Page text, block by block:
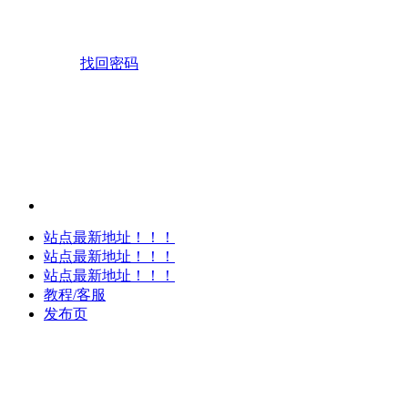
找回密码
站点最新地址！！！
站点最新地址！！！
站点最新地址！！！
教程/客服
发布页